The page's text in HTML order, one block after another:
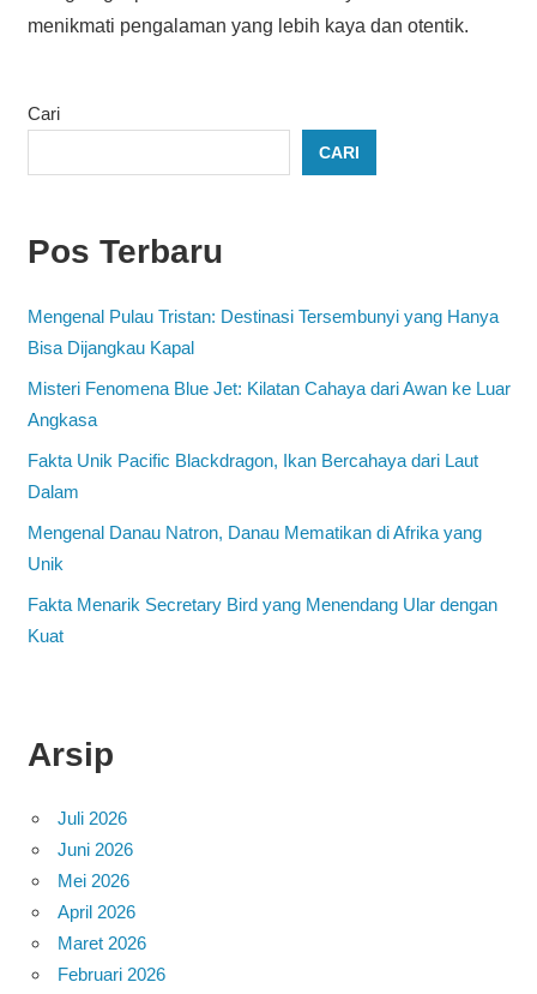
menikmati pengalaman yang lebih kaya dan otentik.
Cari
CARI
Pos Terbaru
Mengenal Pulau Tristan: Destinasi Tersembunyi yang Hanya
Bisa Dijangkau Kapal
Misteri Fenomena Blue Jet: Kilatan Cahaya dari Awan ke Luar
Angkasa
Fakta Unik Pacific Blackdragon, Ikan Bercahaya dari Laut
Dalam
Mengenal Danau Natron, Danau Mematikan di Afrika yang
Unik
Fakta Menarik Secretary Bird yang Menendang Ular dengan
Kuat
Arsip
Juli 2026
Juni 2026
Mei 2026
April 2026
Maret 2026
Februari 2026